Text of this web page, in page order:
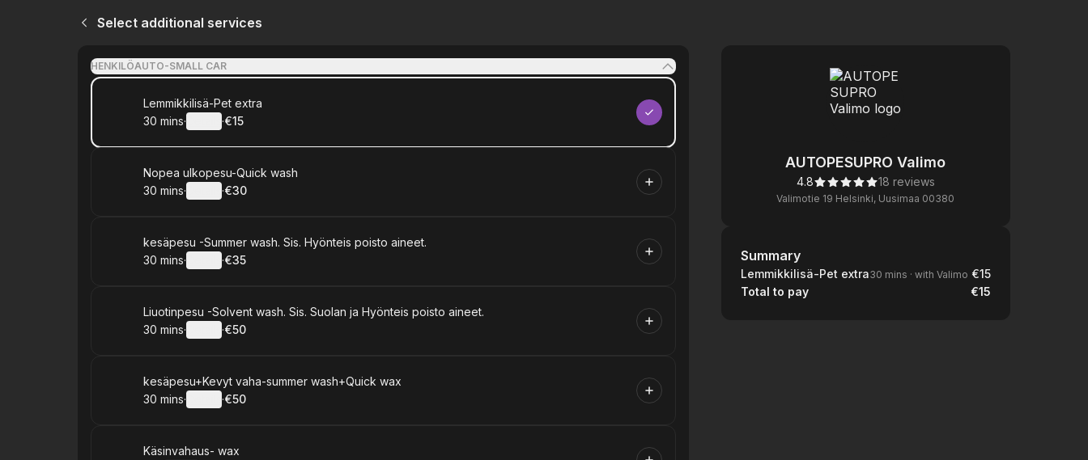
Select additional services
HENKILÖAUTO-SMALL CAR
Book
Lemmikkilisä-Pet extra
.Duration:
30 mins· ·
.Price
€15
Book
Nopea ulkopesu-Quick wash
.Duration:
30 mins· ·
.Price
€30
Book
kesäpesu -Summer wash. Sis. Hyönteis poisto aineet.
.Duration:
30 mins· ·
.Price
€35
Book
Liuotinpesu -Solvent wash. Sis. Suolan ja Hyönteis poisto aineet.
.Duration:
30 mins· ·
.Price
€50
Book
kesäpesu+Kevyt vaha-summer wash+Quick wax
.Duration:
30 mins· ·
.Price
€50
Book
Käsinvahaus- wax
AUTOPESUPRO Valimo
4.8 18 reviews
Valimotie 19 Helsinki, Uusimaa 00380
Summary
Summary
Lemmikkilisä-Pet extra30 mins · with Valimo €15
Total to pay
€15